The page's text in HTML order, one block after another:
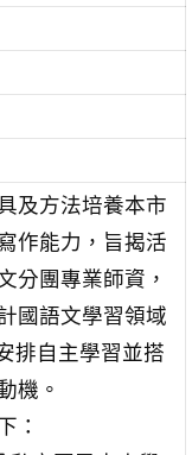
及方法培養本市
作能力，旨揭活
分團專業師資，
國語文學習領域
排自主學習並搭
機。
：